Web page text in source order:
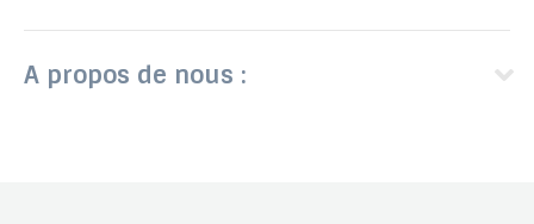
A propos de nous :